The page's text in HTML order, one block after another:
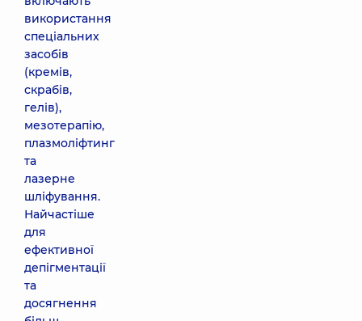
використання
спеціальних
засобів
(кремів,
скрабів,
гелів),
мезотерапію,
плазмоліфтинг
та
лазерне
шліфування.
Найчастіше
для
ефективної
депігментації
та
досягнення